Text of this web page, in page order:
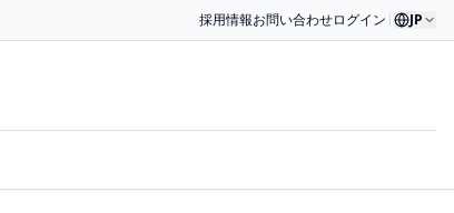
採用情報お問い合わせログイン | JP